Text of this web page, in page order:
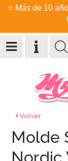
⭐ Más de 10
Volver
Molde
Nordic